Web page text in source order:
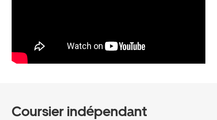
Coursier indépendant